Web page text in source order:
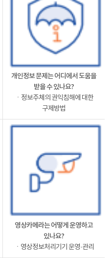
개인정보 문제는 어디에서 도움을
받을 수 있나요?
ㆍ정보주체의 권익침해에 대한
구제방법
영상카메라는 어떻게 운영하고
있나요?
ㆍ영상정보처리기기 운영·관리